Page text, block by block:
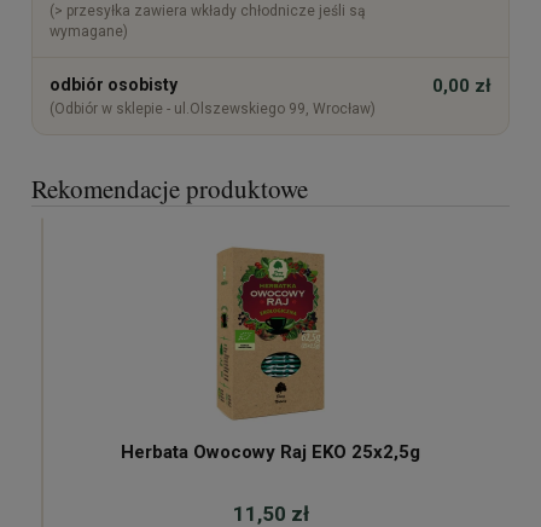
(> przesyłka zawiera wkłady chłodnicze jeśli są
wymagane)
odbiór osobisty
(Odbiór w sklepie - ul.Olszewskiego 99, Wrocław)
0,00 zł
Rekomendacje produktowe
Herbata Owocowy Raj EKO 25x2,5g
11,50 zł